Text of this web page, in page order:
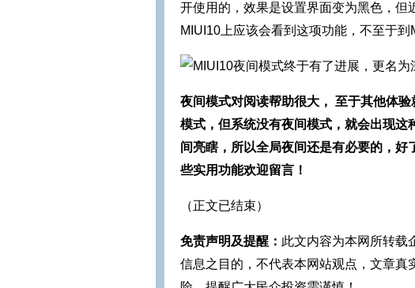
开使用的，效果是设置界面变为黑色，
MIUI10上应该会看到这项功能，不至于到
夜间模式对阅读帮助很大， 至于其他体
模式，但系统没有夜间模式，就会出现
间亮瞎，所以全局夜间还是有必要的，
些实用功能欢迎留言！
（正文已结束）
免责声明及提醒： 此文内容为本网所转载
信息之目的，不代表本网站观点，文章